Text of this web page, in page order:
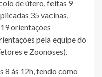
de útero, feitas 9
35 vacinas,
orientações
pela equipe do
e Zoonoses).
8 às 12h, tendo como